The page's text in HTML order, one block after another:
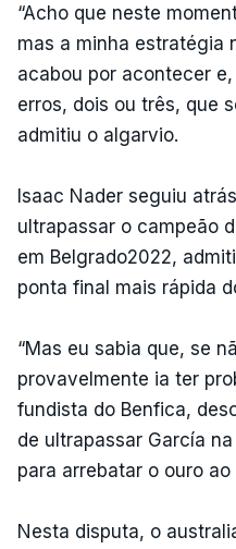
“Acho que neste
mas a minha estratégia
acabou por acontecer
erros, dois ou três, que
admitiu o algarvio.
Isaac Nader seguiu
ultrapassar o campeão
em Belgrado2022,
ponta final mais rápida
“Mas eu sabia que, se
provavelmente ia ter
fundista do Benfica,
de ultrapassar García
para arrebatar o ouro
Nesta disputa, o